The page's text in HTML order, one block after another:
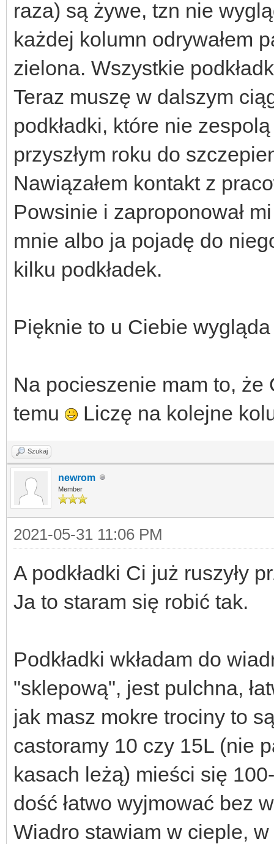
raza) są żywe, tzn nie
każdej kolumn odrywałem
zielona. Wszystkie
Teraz muszę w dalszym
podkładki, które nie
przyszłym roku do
Nawiązałem kontakt z
Powsinie i zaproponował
mnie albo ja pojadę do
kilku podkładek.
Pięknie to u Ciebie
Na pocieszenie mam to, że
temu
Liczę na kolejne
Szukaj
newrom
Member
2021-05-31 11:06 PM
A podkładki Ci już ruszyły
Ja to staram się robić tak.
Podkładki wkładam do
"sklepową", jest pulchna,
jak masz mokre trociny to
castoramy 10 czy 15L (nie
kasach leżą) mieści się
dość łatwo wyjmować bez
Wiadro stawiam w cieple,